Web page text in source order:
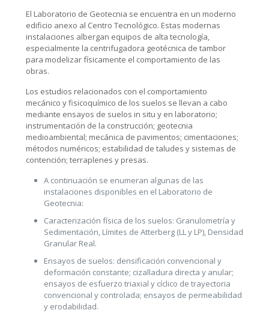
El Laboratorio de Geotecnia se encuentra en un moderno
edificio anexo al Centro Tecnológico. Estas modernas
instalaciones albergan equipos de alta tecnología,
especialmente la centrifugadora geotécnica de tambor
para modelizar físicamente el comportamiento de las
obras.
Los estudios relacionados con el comportamiento
mecánico y fisicoquímico de los suelos se llevan a cabo
mediante ensayos de suelos in situ y en laboratorio;
instrumentación de la construcción; geotecnia
medioambiental; mecánica de pavimentos; cimentaciones;
métodos numéricos; estabilidad de taludes y sistemas de
contención; terraplenes y presas.
A continuación se enumeran algunas de las
instalaciones disponibles en el Laboratorio de
Geotecnia:
Caracterización física de los suelos: Granulometría y
Sedimentación, Límites de Atterberg (LL y LP), Densidad
Granular Real.
Ensayos de suelos: densificación convencional y
deformación constante; cizalladura directa y anular;
ensayos de esfuerzo triaxial y cíclico de trayectoria
convencional y controlada; ensayos de permeabilidad
y erodabilidad.